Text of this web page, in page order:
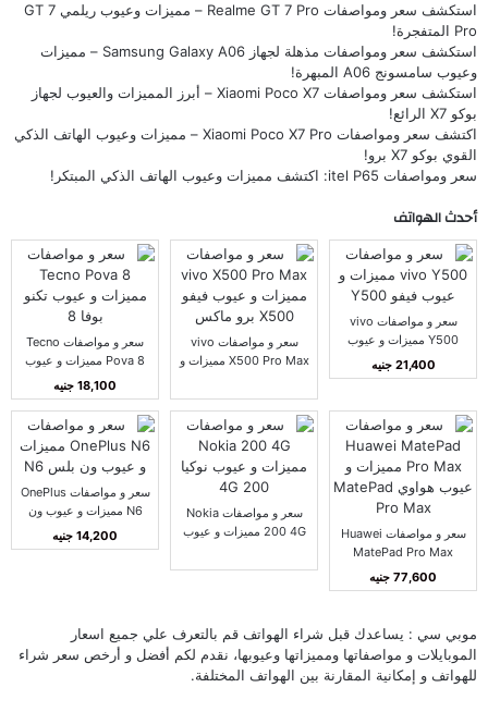
استكشف سعر ومواصفات Realme GT 7 Pro – مميزات وعيوب ريلمي GT 7
Pro المتفجرة!
استكشف سعر ومواصفات مذهلة لجهاز Samsung Galaxy A06 – مميزات
وعيوب سامسونج A06 المبهرة!
استكشف سعر ومواصفات Xiaomi Poco X7 – أبرز المميزات والعيوب لجهاز
بوكو X7 الرائع!
اكتشف سعر ومواصفات Xiaomi Poco X7 Pro – مميزات وعيوب الهاتف الذكي
القوي بوكو X7 برو!
سعر ومواصفات itel P65: اكتشف مميزات وعيوب الهاتف الذكي المبتكر!
أحدث الهواتف
سعر و مواصفات vivo
Y500 مميزات و عيوب
فيفو Y500
21,400 جنيه
سعر و مواصفات vivo
X500 Pro Max مميزات و
ماكس
سعر و مواصفات Tecno
Pova 8 مميزات و عيوب
تكنو بوفا 8
18,100 جنيه
سعر و مواصفات Huawei
MatePad Pro Max
مميزات و عيوب هواوي
MatePad Pro Max
77,600 جنيه
سعر و مواصفات Nokia
200 4G مميزات و عيوب
سعر و مواصفات OnePlus
N6 مميزات و عيوب ون
بلس N6
14,200 جنيه
موبي سي : يساعدك قبل شراء الهواتف قم بالتعرف علي جميع اسعار
الموبايلات و مواصفاتها ومميزاتها وعيوبها، نقدم لكم أفضل و أرخص سعر شراء
للهواتف و إمكانية المقارنة بين الهواتف المختلفة.